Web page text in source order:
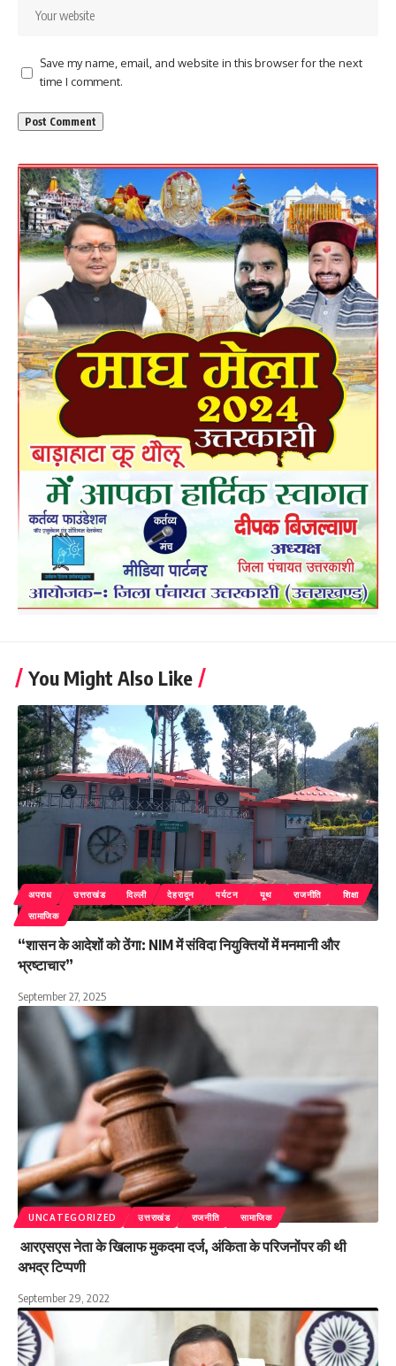
Save my name, email, and website in this browser for the next
time I comment.
You Might Also Like
अपराध उत्तराखंड दिल्ली देहरादून पर्यटन यूथ राजनीति
शिक्षा
सामाजिक
“शासन के आदेशों को ठेंगा: NIM में संविदा नियुक्तियों में मनमानी और
भ्रष्टाचार”
September 27, 2025
UNCATEGORIZED उत्तराखंड राजनीति सामाजिक
आरएसएस नेता के खिलाफ मुकदमा दर्ज, अंकिता के परिजनोंपर की थी
अभद्र टिप्पणी
September 29, 2022